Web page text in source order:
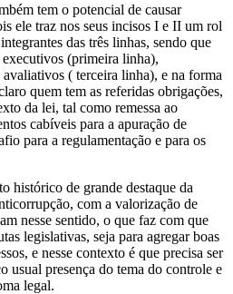
tem o potencial de causar
ele traz nos seus incisos I e II um rol
das três linhas, sendo que
executivos (primeira linha),
( terceira linha), e na forma
quem tem as referidas obrigações,
da lei, tal como remessa ao
cabíveis para a apuração de
para a regulamentação e para os
histórico de grande destaque da
com a valorização de
nesse sentido, o que faz com que
legislativas, seja para agregar boas
e nesse contexto é que precisa ser
usual presença do tema do controle e
legal.